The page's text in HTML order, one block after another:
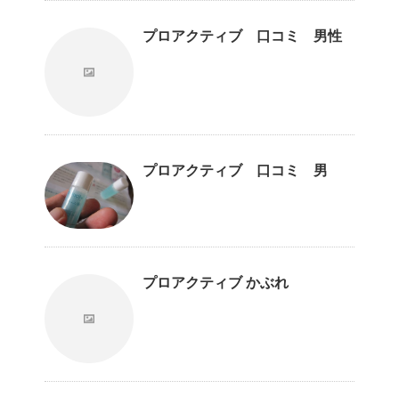
プロアクティブ 口コミ 男性
プロアクティブ 口コミ 男
プロアクティブ かぶれ